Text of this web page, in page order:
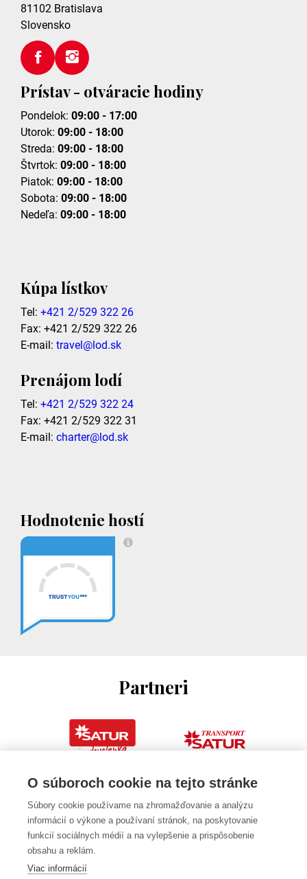
81102 Bratislava
Slovensko
Prístav - otváracie hodiny
Pondelok: 09:00 - 17:00
Utorok: 09:00 - 18:00
Streda: 09:00 - 18:00
Štvrtok: 09:00 - 18:00
Piatok: 09:00 - 18:00
Sobota: 09:00 - 18:00
Nedeľa: 09:00 - 18:00
Kúpa lístkov
Tel: +421 2/529 322 26
Fax: +421 2/529 322 26
E-mail: travel@lod.sk
Prenájom lodí
Tel: +421 2/529 322 24
Fax: +421 2/529 322 31
E-mail: charter@lod.sk
Hodnotenie hostí
Partneri
O súboroch cookie na tejto stránke
Súbory cookie používame na zhromažďovanie a analýzu
informácií o výkone a používaní stránok, na poskytovanie
funkcií sociálnych médií a na vylepšenie a prispôsobenie
obsahu a reklám.
Viac informácií